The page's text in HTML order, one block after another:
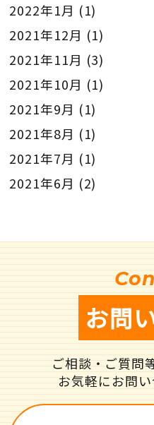
2022年1月 (1)
2021年12月 (1)
2021年11月 (3)
2021年10月 (1)
2021年9月 (1)
2021年8月 (1)
2021年7月 (1)
2021年6月 (2)
お問
ご相談・ご質問
お気軽にお問